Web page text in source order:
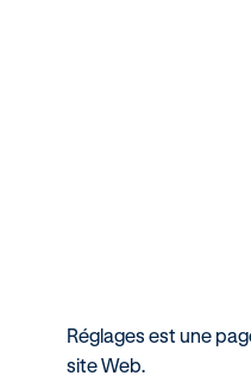
Réglages est une
site Web.